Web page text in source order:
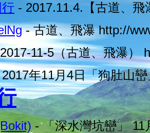
- 2017.11.4.【古道、飛
- 古道、飛瀑 http://
11-5（古道、飛瀑） h
年11月4日「狗肚山巒
- 「深水灣坑巒」